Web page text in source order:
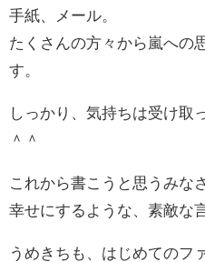
手紙、メール。
たくさんの方々から嵐への
す。
しっかり、気持ちは受け取
＾＾
これから書こうと思うみな
幸せにするような、素敵な
うめきちも、はじめてのフ